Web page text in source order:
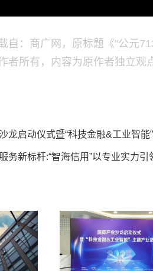
自：商广网，原标题《"公元
者所有，内容为原作者独立
龙启动仪式暨“科技金融&工业智能
务新标杆:“智海信用”以专业实力